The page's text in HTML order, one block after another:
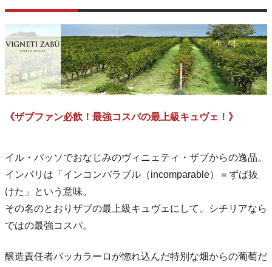
《ザブファン必飲！最強コスパの最上級キュヴェ！》
イル・パッソでおなじみのヴィニェティ・ザブからの逸品。
インパリは「インコンパラブル（incomparable）＝ずば抜
けた」という意味。
その名のとおりザブの最上級キュヴェにして、シチリアなら
ではの最強コスパ。
醸造責任者バッカラーロが惚れ込んだ特別な畑からの葡萄だ